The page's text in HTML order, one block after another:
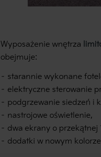
Wyposażenie wnętrza
obejmuje:
– starannie wykonane
– elektryczne sterowanie
– podgrzewanie siedzeń i
– nastrojowe oświetlenie,
– dwa ekrany o przekątnej
– dodatki w nowym